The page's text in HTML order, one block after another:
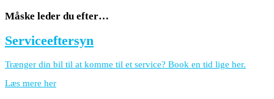
Måske leder du efter…
Serviceeftersyn
Trænger din bil til at komme til et service? Book en tid lige her.
Læs mere her